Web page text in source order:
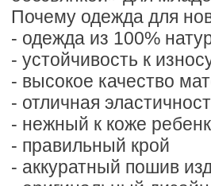
Почему одежда для
- одежда из 100%
- устойчивость к
- высокое качество
- отличная
- нежный к коже
- правильный крой
- аккуратный пошив